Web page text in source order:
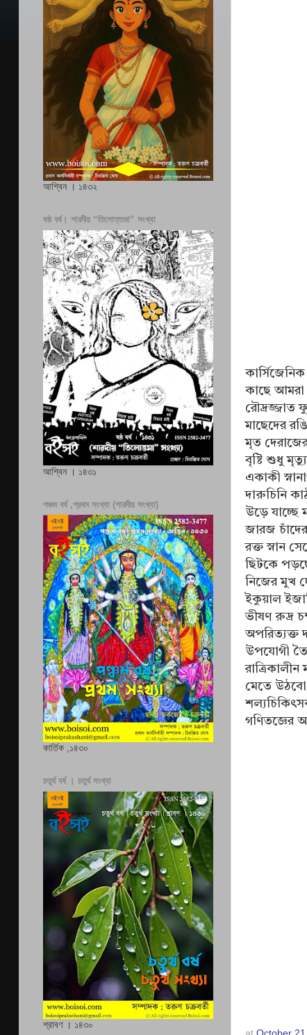
কাছে আমরা
রৌদ্রজ্জাত
মাছেদের
মৃত
বৃষ্টি শুধু
একাকী
দারুচিনি
উড়ে যাচ্ছে
জারজ
রক্ত স্নান
ছিটকে
নিজের মুখ
ইকুয়াল
ভীষণ রুদ্র
অপরিত্যক্ত
উপযোগী
মেতে উঠবো
গণিতজ্ঞের
আশ্বিন । ১৪৩২
ষষ্ঠ বর্ষ। শারদীয় “তিলোত্তমা” সংখ্যা
আশ্বিন । ১৪৩১
পঞ্চম বর্ষ ,প্রথম সংখ্যা (শারদীয় সংখ্যা)
কার্তিক ,১৪৩০
চতুর্থ বর্ষ । চতুর্থ সংখ্যা
শ্রাবণ । ১৪৩০